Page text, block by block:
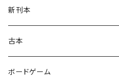
新刊本
古本
ボードゲーム